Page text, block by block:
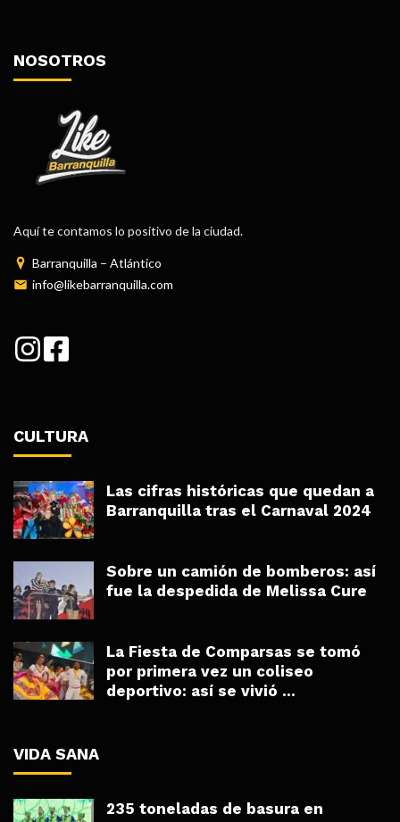
NOSOTROS
Aquí te contamos lo positivo de la ciudad.
Barranquilla – Atlántico
info@likebarranquilla.com
CULTURA
Las cifras históricas que quedan a
Barranquilla tras el Carnaval 2024
Sobre un camión de bomberos: así
fue la despedida de Melissa Cure
La Fiesta de Comparsas se tomó
por primera vez un coliseo
deportivo: así se vivió ...
VIDA SANA
235 toneladas de basura en